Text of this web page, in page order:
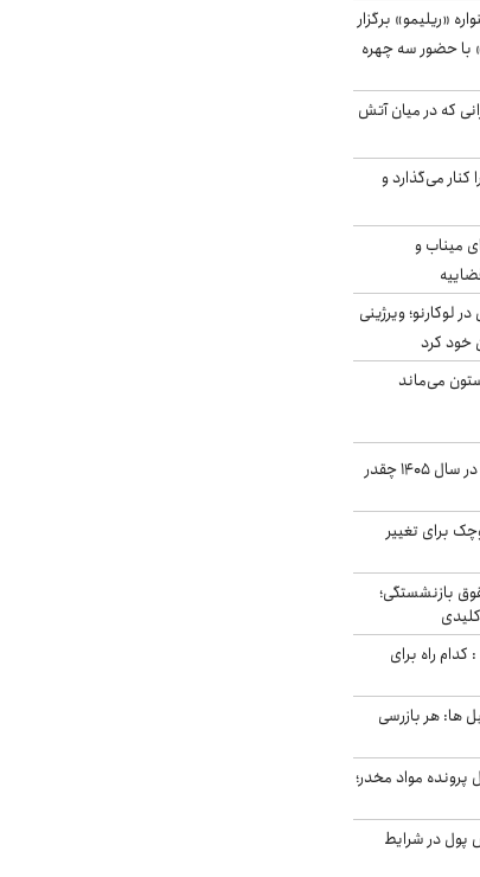
«ریلیمو» برگزار
با حضور سه چهره
که در میان آتش
کنار می‌گذارد و
میناب و
ویرژینی
خود کرد
می‌ماند
قیمت اجاره ماشین در کیش در سال ۱۴۰۵ چقدر
برای تغییر
بازنشستگی؛
کدام راه برای
ها: هر بازرسی
پرونده مواد مخدر؛
پول در شرایط